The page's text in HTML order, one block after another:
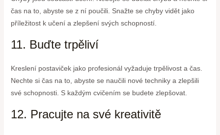
čas na to, abyste se z ní poučili. Snažte se chyby vidět jako
příležitost k učení a zlepšení svých schopností.
11. Buďte trpěliví
Kreslení postaviček jako profesionál vyžaduje trpělivost a čas.
Nechte si čas na to, abyste se naučili nové techniky a zlepšili
své schopnosti. S každým cvičením se budete zlepšovat.
12. Pracujte na své kreativitě